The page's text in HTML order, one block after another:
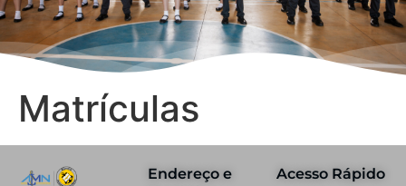
Matrículas
Endereço e
Acesso Rápido